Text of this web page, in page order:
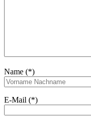
Name (*)
E-Mail (*)